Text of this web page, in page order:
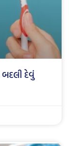
બદલી દેવું